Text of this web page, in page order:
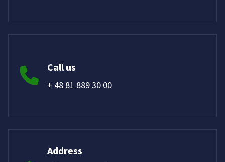
Call us
+ 48 81 889 30 00
Address